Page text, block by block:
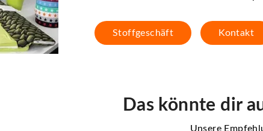
Stoffgeschäft Kontakt
Das könnte dir
Unsere